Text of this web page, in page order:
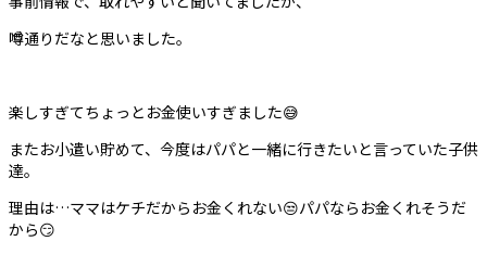
噂通りだなと思いました。
楽しすぎてちょっとお金使いすぎました😅
またお小遣い貯めて、今度はパパと一緒に行きたいと言っていた子供
達。
理由は…ママはケチだからお金くれない😒パパならお金くれそうだ
から😏